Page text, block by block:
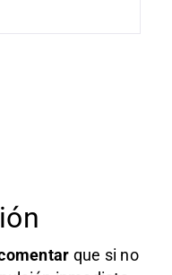
que si no